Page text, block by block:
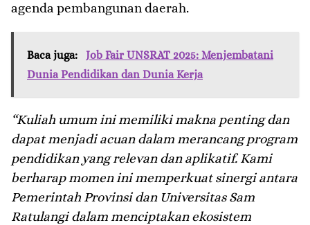
agenda pembangunan daerah.
Baca juga:
Job Fair UNSRAT 2025: Menjembatani
Dunia Pendidikan dan Dunia Kerja
“Kuliah umum ini memiliki makna penting dan
dapat menjadi acuan dalam merancang program
pendidikan yang relevan dan aplikatif. Kami
berharap momen ini memperkuat sinergi antara
Pemerintah Provinsi dan Universitas Sam
Ratulangi dalam menciptakan ekosistem